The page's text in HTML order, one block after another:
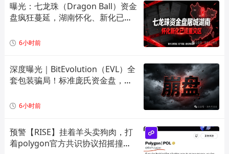
曝光：七龙珠（Dragon Ball）资金
盘疯狂蔓延，湖南怀化、新化已成
解预警！
6小时前
深度曝光｜BitEvolution（EVL）全
套包装骗局！标准庞氏资金盘，多
6小时前
预警【RISE】挂着羊头卖狗肉，打
着polygon官方共识协议招摇撞